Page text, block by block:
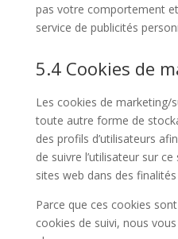
pas votre comportement
service de publicités
5.4 Cookies de
Les cookies de marketing/
toute autre forme de
des profils d’utilisateurs
de suivre l’utilisateur sur
sites web dans des
Parce que ces cookies
cookies de suivi, nous